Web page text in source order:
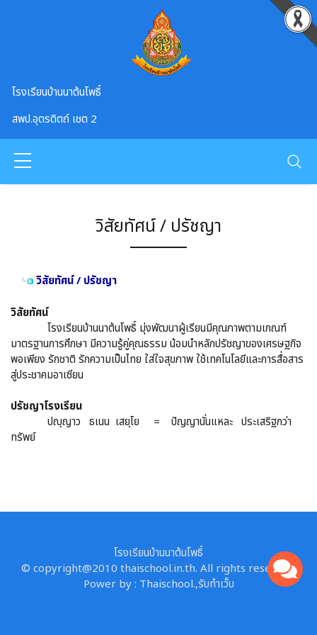
โรงเรียนบ้านนาต้นโพธิ์
สพป.อุตรดิตถ์ เชต 2
วิสัยทัศน์ / ปรัชญา
วิสัยทัศน์ / ปรัชญา
วิสัยทัศน์
โรงเรียนบ้านนาต้นโพธิ์ มุ่งพัฒนาผู้เรียนมีคุณภาพตามเกณฑ์
มาตรฐานการศึกษา มีความรู้คู่คุณธรรม น้อมนำหลักปรัชญาของเศรษฐกิจ
พอเพียง รักชาติ รักความเป็นไทย ใส่ใจสุขภาพ ใช้เทคโนโลยีและการสื่อสาร
สู่ประชาคมอาเซียน
ปรัชญาโรงเรียน
ปญฺญาว ธเนน เสยฺโย = ปัญญานั่นแหละ ประเสริฐกว่า
ทรัพย์
โรงเรียนบ้านนาต้นโพธิ์
© copyright@2010 thaischool.in.th. All rights reserved.
Power by : Thaischool.,รับทำเว็บ